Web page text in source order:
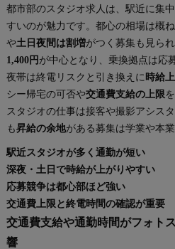
都市部のスタジオ求人は、駅近に集
すいのが魅力です。都心の相場は概ね
や土日夜間は割増がつく募集も見ら
1,400円 が中心となり、乗換拠点は応
夜帯は終電リスクと引き換えに 時給
シー帰宅の可否や交通費支給の上限
スタジオの仕事は接客や撮影アシス
も昇給の余地がある募集は学業や本
駅近スタジオが多く通勤が短い
深夜・土日で時給が上がりやすい
応募競争は都心部ほど強い
交通費上限と終電時間の確認が重要
交通費支給や通勤時間がフォト
響